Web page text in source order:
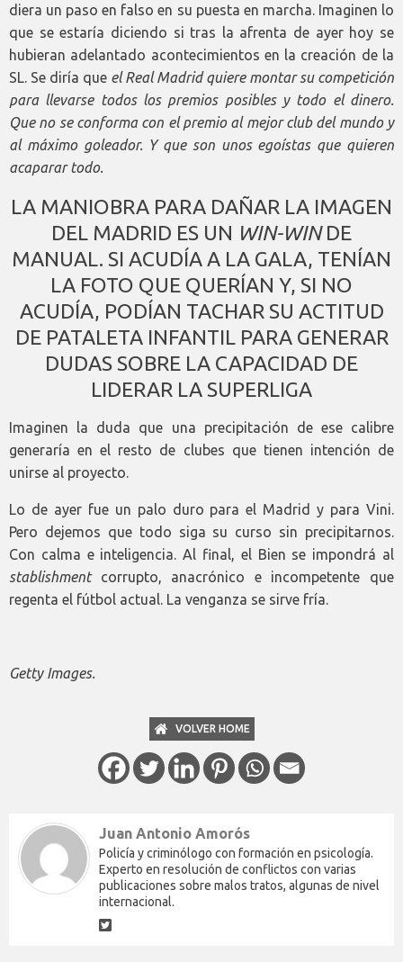
diera un paso en falso en su puesta en marcha. Imaginen lo
que se estaría diciendo si tras la afrenta de ayer hoy se
hubieran adelantado acontecimientos en la creación de la
SL. Se diría que el Real Madrid quiere montar su competición
para llevarse todos los premios posibles y todo el dinero.
Que no se conforma con el premio al mejor club del mundo y
al máximo goleador. Y que son unos egoístas que quieren
acaparar todo.
LA MANIOBRA PARA DAÑAR LA IMAGEN
DEL MADRID ES UN WIN-WINDE
MANUAL. SI ACUDÍA A LA GALA, TENÍAN
LA FOTO QUE QUERÍAN Y, SI NO
ACUDÍA, PODÍAN TACHAR SU ACTITUD
DE PATALETA INFANTIL PARA GENERAR
DUDAS SOBRE LA CAPACIDAD DE
LIDERAR LA SUPERLIGA
Imaginen la duda que una precipitación de ese calibre
generaría en el resto de clubes que tienen intención de
unirse al proyecto.
Lo de ayer fue un palo duro para el Madrid y para Vini.
Pero dejemos que todo siga su curso sin precipitarnos.
Con calma e inteligencia. Al final, el Bien se impondrá al
stablishmentcorrupto, anacrónico e incompetente que
regenta el fútbol actual. La venganza se sirve fría.
Getty Images.
VOLVER HOME
Juan Antonio Amorós
Policía y criminólogo con formación en psicología.
Experto en resolución de conflictos con varias
publicaciones sobre malos tratos, algunas de nivel
internacional.